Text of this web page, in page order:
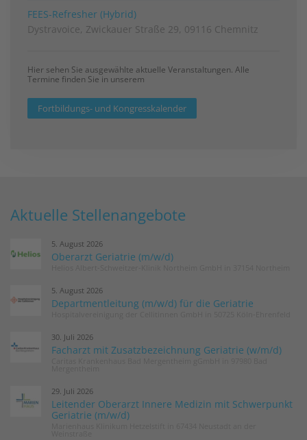
FEES-Refresher (Hybrid)
Dystravoice, Zwickauer Straße 29, 09116 Chemnitz
Hier sehen Sie ausgewählte aktuelle Veranstaltungen. Alle
Termine finden Sie in unserem
Fortbildungs- und Kongresskalender
Aktuelle Stellenangebote
5. August 2026
Oberarzt Geriatrie (m/w/d)
5. August 2026
Departmentleitung (m/w/d) für die Geriatrie
30. Juli 2026
Facharzt mit Zusatzbezeichnung Geriatrie (w/m/d)
29. Juli 2026
Leitender Oberarzt Innere Medizin mit Schwerpunkt
Geriatrie (m/w/d)